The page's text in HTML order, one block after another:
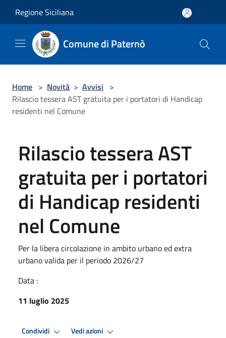
Regione Siciliana
Comune di Paternò
Home > Novità > Avvisi >
Rilascio tessera AST gratuita per i portatori di Handicap
residenti nel Comune
Rilascio tessera AST
gratuita per i portatori
di Handicap residenti
nel Comune
Per la libera circolazione in ambito urbano ed extra
urbano valida per il periodo 2026/27
Data :
11 luglio 2025
Condividi Vedi azioni